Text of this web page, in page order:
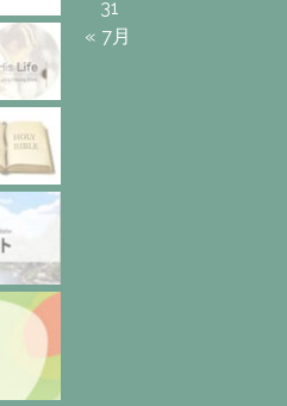
31
« 7月